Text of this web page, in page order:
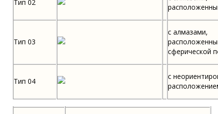
Тип 02
Тип 03
с алмазами,
сферической
Тип 04
с